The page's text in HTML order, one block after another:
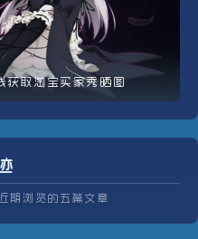
获取淘宝买家秀晒图
近期浏览的五篇文章